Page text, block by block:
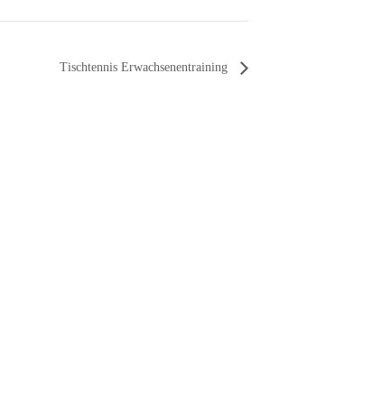
Tischtennis Erwachsenentraining